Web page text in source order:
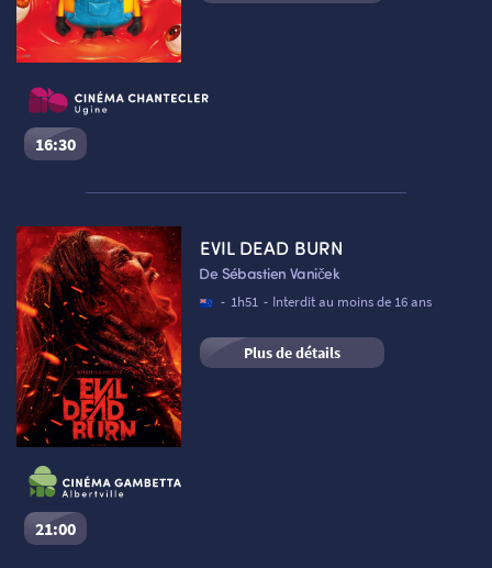
16:30
Séance du06/08/2026à 16:30 VF
Cinéma Le Chantecler – Ugine :Salle 1
Réserver une place
EVIL DEAD BURN
De Sébastien Vaniček
- 1h51 - Interdit au moins de 16 ans
Plus de détails
21:00